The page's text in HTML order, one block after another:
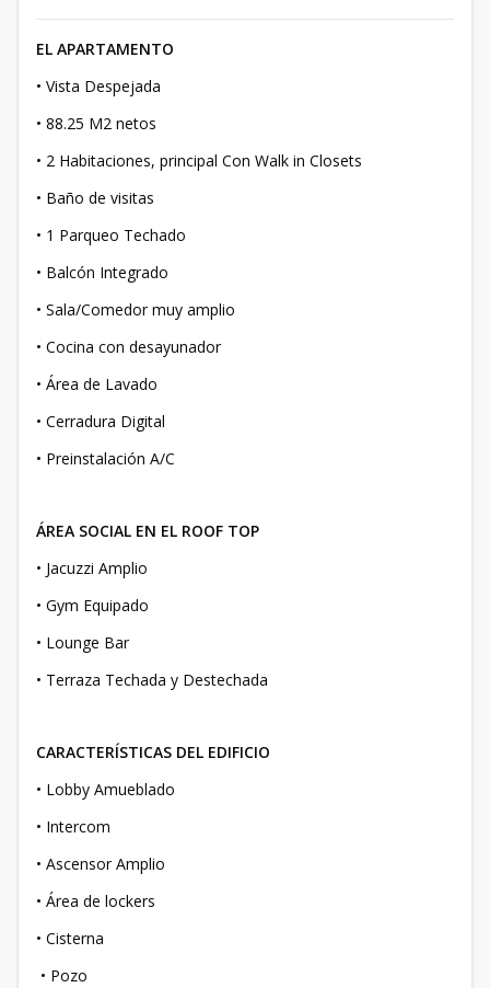
EL APARTAMENTO
•⁠ ⁠Vista Despejada
•⁠ 88.25 M2 netos
•⁠ ⁠2 Habitaciones, principal Con Walk in Closets
•⁠ ⁠Baño de visitas
•⁠ ⁠1 Parqueo Techado
•⁠ ⁠Balcón Integrado
•⁠ ⁠Sala/Comedor muy amplio
•⁠ ⁠Cocina con desayunador
•⁠ ⁠Área de Lavado
•⁠ ⁠Cerradura Digital
•⁠ ⁠Preinstalación A/C
ÁREA SOCIAL EN EL ROOF TOP
•⁠ ⁠Jacuzzi Amplio
•⁠ ⁠Gym Equipado
•⁠ ⁠Lounge Bar
•⁠ ⁠Terraza Techada y Destechada
CARACTERÍSTICAS DEL EDIFICIO
•⁠ ⁠Lobby Amueblado
•⁠ ⁠Intercom
•⁠ ⁠Ascensor Amplio
•⁠ ⁠Área de lockers
•⁠ ⁠Cisterna
• Pozo